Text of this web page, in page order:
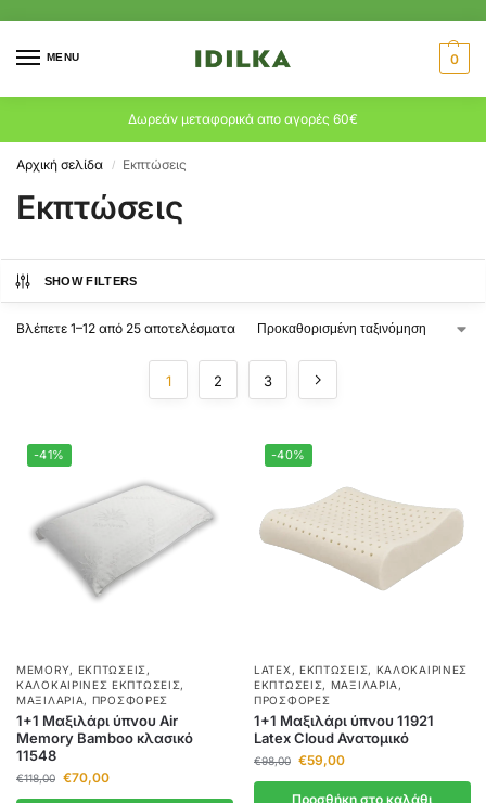
MENU 0
Δωρεάν μεταφορικά απο αγορές 60€
Αρχική σελίδα / Εκπτώσεις
Εκπτώσεις
SHOW FILTERS
Βλέπετε 1–12 από 25 αποτελέσματα
1 2 3
-41%
MEMORY, ΕΚΠΤΏΣΕΙΣ ,
ΚΑΛΟΚΑΙΡΙΝΈΣ ΕΚΠΤΏΣΕΙΣ,
ΜΑΞΙΛΆΡΙΑ, ΠΡΟΣΦΟΡΈΣ
1+1 Mαξιλάρι ύπνου Air
Memory Bamboo κλασικό
11548
€118,00 €70,00
-40%
LATEX , ΕΚΠΤΏΣΕΙΣ, ΚΑΛΟΚΑΙΡΙΝΈΣ
ΕΚΠΤΏΣΕΙΣ, ΜΑΞΙΛΆΡΙΑ ,
ΠΡΟΣΦΟΡΈΣ
1+1 Μαξιλάρι ύπνου 11921
Latex Cloud Ανατομικό
€98,00 €59,00
Προσθήκη στο καλάθι